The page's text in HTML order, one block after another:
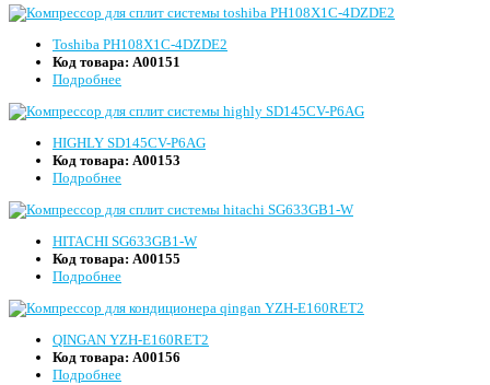
Toshiba PH108X1C-4DZDE2
Код товара: А00151
Подробнее
HIGHLY SD145CV-P6AG
Код товара: А00153
Подробнее
HITACHI SG633GB1-W
Код товара: А00155
Подробнее
QINGAN YZH-E160RET2
Код товара: А00156
Подробнее